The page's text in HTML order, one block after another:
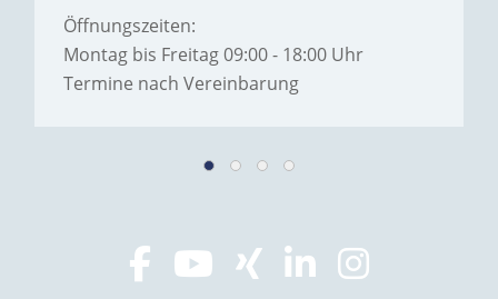
Öffnungszeiten:
Montag bis Freitag 09:00 - 18:00 Uhr
Termine nach Vereinbarung